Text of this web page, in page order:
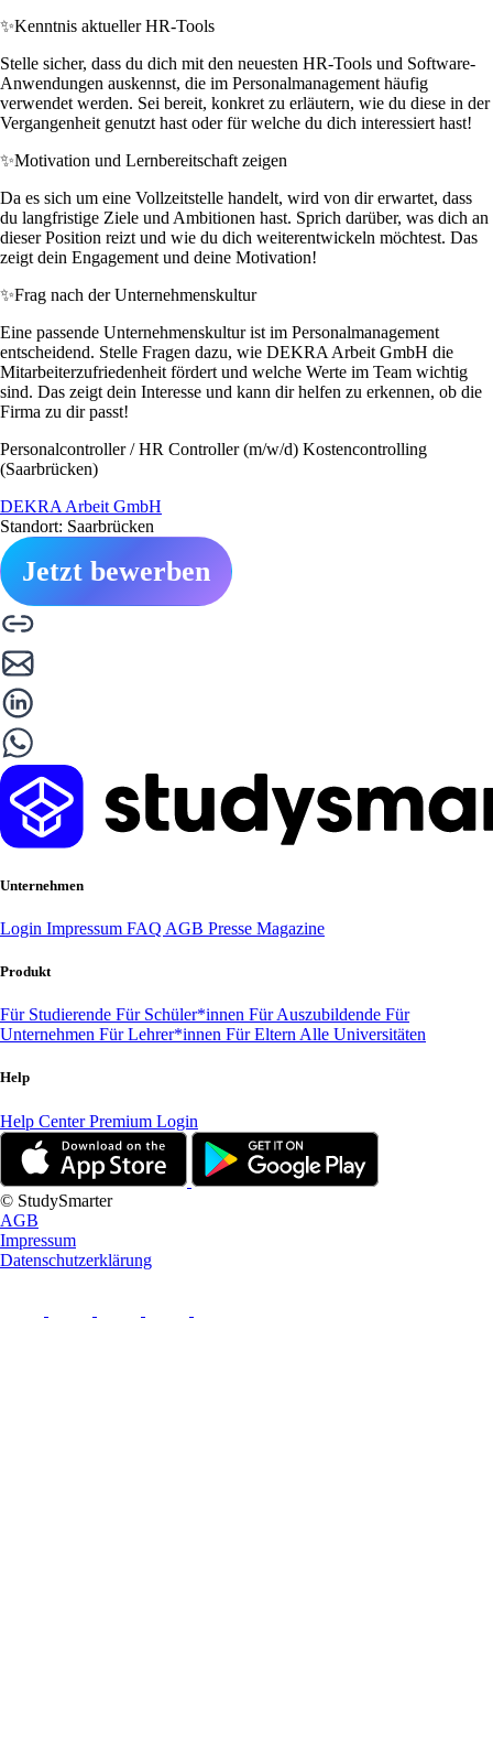
✨Kenntnis aktueller HR-Tools
Stelle sicher, dass du dich mit den neuesten HR-Tools und Software-
Anwendungen auskennst, die im Personalmanagement häufig
verwendet werden. Sei bereit, konkret zu erläutern, wie du diese in der
Vergangenheit genutzt hast oder für welche du dich interessiert hast!
✨Motivation und Lernbereitschaft zeigen
Da es sich um eine Vollzeitstelle handelt, wird von dir erwartet, dass
du langfristige Ziele und Ambitionen hast. Sprich darüber, was dich an
dieser Position reizt und wie du dich weiterentwickeln möchtest. Das
zeigt dein Engagement und deine Motivation!
✨Frag nach der Unternehmenskultur
Eine passende Unternehmenskultur ist im Personalmanagement
entscheidend. Stelle Fragen dazu, wie DEKRA Arbeit GmbH die
Mitarbeiterzufriedenheit fördert und welche Werte im Team wichtig
sind. Das zeigt dein Interesse und kann dir helfen zu erkennen, ob die
Firma zu dir passt!
Personalcontroller / HR Controller (m/w/d) Kostencontrolling
(Saarbrücken)
DEKRA Arbeit GmbH
Standort: Saarbrücken
Jetzt bewerben
Unternehmen
Login Impressum FAQ AGB Presse Magazine
Produkt
Für Studierende Für Schüler*innen Für Auszubildende Für
Unternehmen Für Lehrer*innen Für Eltern Alle Universitäten
Help
Help CenterPremium Login
© StudySmarter
AGB
Impressum
Datenschutzerklärung